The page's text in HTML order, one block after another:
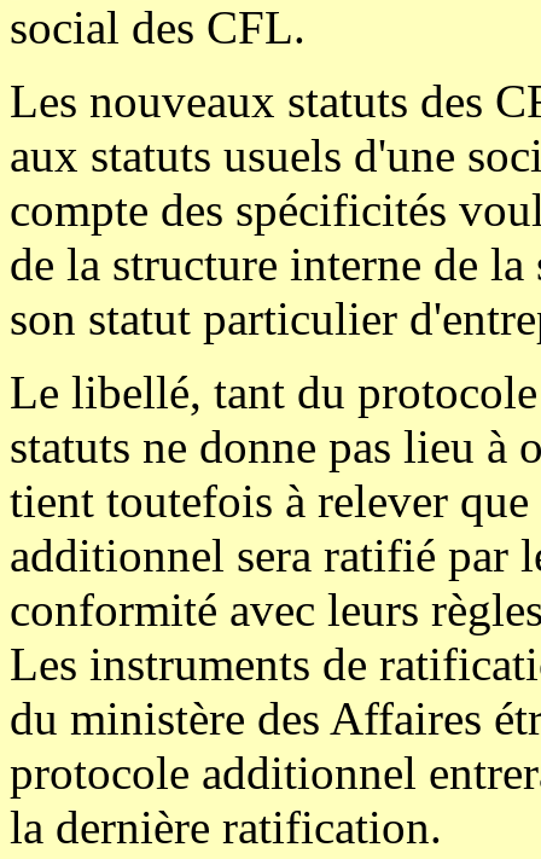
social des CFL.
Les nouveaux statuts des
aux statuts usuels d'une
compte des spécificités
de la structure interne de
son statut particulier
Le libellé, tant du
statuts ne donne pas lieu à
tient toutefois à relever
additionnel sera ratifié par
conformité avec leurs
Les instruments de
du ministère des Affaires
protocole additionnel
la dernière ratification.